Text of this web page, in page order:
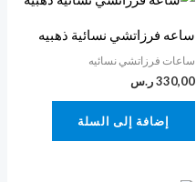
ساعه فرزاتشي نسائية ذهبيه
ساعات فرزاتشي نسائيه
330,00ر.س
إضافة إلى السلة